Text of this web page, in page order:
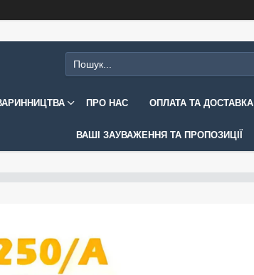
ПРО НАС ОПЛАТА ТА ДОСТАВКА
ВАШІ ЗАУВАЖЕННЯ ТА ПРОПОЗИЦІЇ